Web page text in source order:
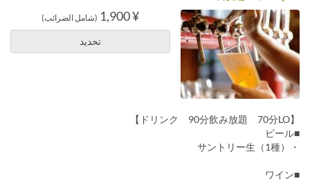
¥ 1,900 (شامل الضرائب)
تحديد
【ドリンク 90分飲み放題 70分LO】
■ビール
・サントリー生（1種）
■ワイン